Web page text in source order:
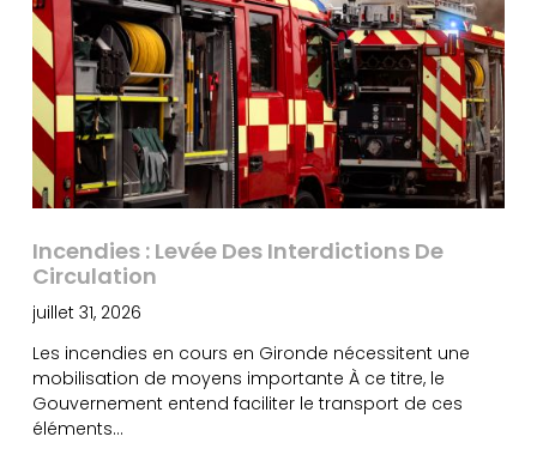
Incendies : Levée Des Interdictions De
Circulation
juillet 31, 2026
Les incendies en cours en Gironde nécessitent une
mobilisation de moyens importante À ce titre, le
Gouvernement entend faciliter le transport de ces
éléments…